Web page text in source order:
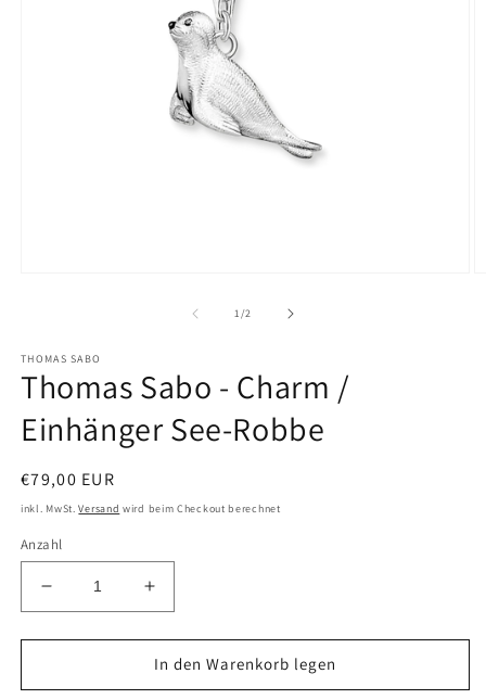
1/von
2
THOMAS SABO
Thomas Sabo - Charm /
Einhänger See-Robbe
Normaler
Preis
€79,00 EUR
inkl. MwSt.Versand wird beim Checkout berechnet
Anzahl
Verringere
die
Menge
Thomas
Erhöhe
die
Menge
für
Thomas
In den Warenkorb legen